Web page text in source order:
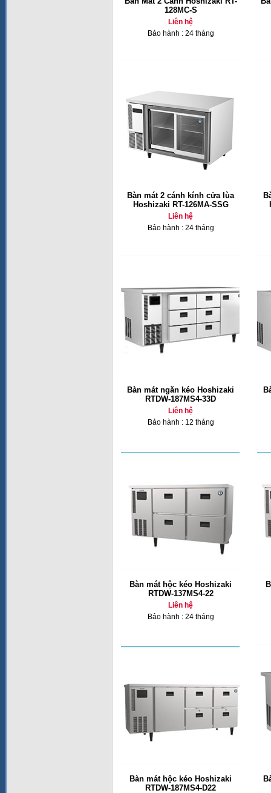
128MC-S
Liên hệ
Bảo hành : 24 tháng
Bàn mát 2 cánh kính cửa lùa
Hoshizaki RT-126MA-SSG
Liên hệ
Bảo hành : 24 tháng
Bàn mát ngăn kéo Hoshizaki
RTDW-187MS4-33D
Liên hệ
Bảo hành : 12 tháng
Bàn mát hộc kéo Hoshizaki
RTDW-137MS4-22
Liên hệ
Bảo hành : 24 tháng
Bàn mát hộc kéo Hoshizaki
RTDW-187MS4-D22